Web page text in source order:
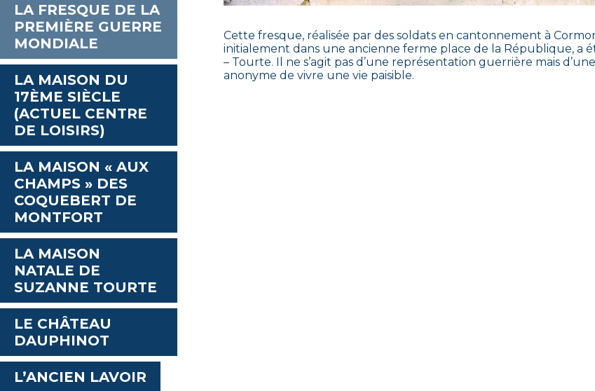
LA FRESQUE DE LA
PREMIÈRE GUERRE
MONDIALE
LA MAISON DU
17ÈME SIÈCLE
(ACTUEL CENTRE
DE LOISIRS)
LA MAISON « AUX
CHAMPS » DES
COQUEBERT DE
MONTFORT
LA MAISON
NATALE DE
SUZANNE TOURTE
LE CHÂTEAU
DAUPHINOT
L’ANCIEN LAVOIR
Cette fresque, réalisée par des soldats en cantonnement à
initialement dans une ancienne ferme place de la République, a
– Tourte. Il ne s’agit pas d’une représentation guerrière mais
anonyme de vivre une vie paisible.